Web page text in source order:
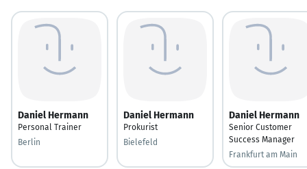
Daniel Hermann
Personal Trainer
Berlin
Daniel Hermann
Prokurist
Bielefeld
Daniel Hermann
Senior Customer
Success Manager
Frankfurt am Main